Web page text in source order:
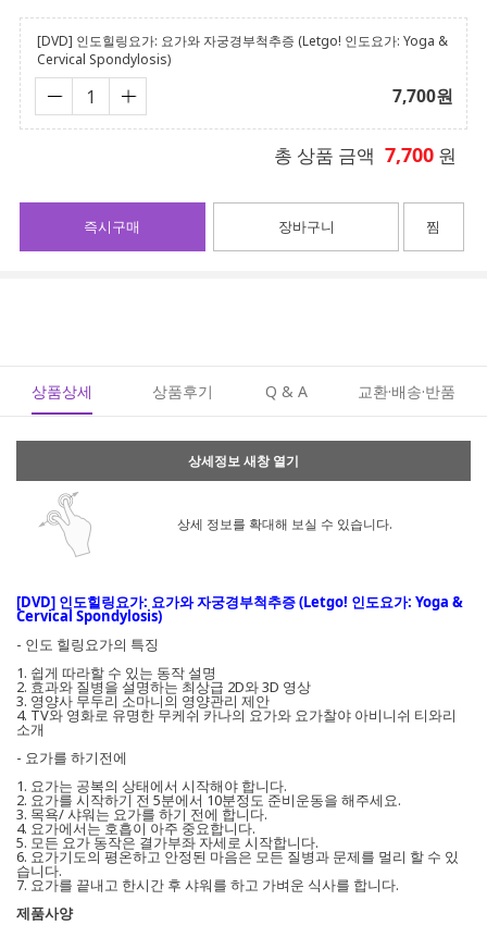
[DVD] 인도힐링요가: 요가와 자궁경부척추증 (Letgo! 인도요가: Yoga &
Cervical Spondylosis)
7,700원
총 상품 금액 7,700 원
장바구니
즉시구매 찜
상품상세 상품후기 Q & A 교환·배송·반품
상세정보 새창 열기
상세 정보를 확대해 보실 수 있습니다.
[DVD] 인도힐링요가: 요가와 자궁경부척추증 (Letgo! 인도요가: Yoga &
Cervical Spondylosis)
- 인도 힐링요가의 특징
1. 쉽게 따라할 수 있는 동작 설명
2. 효과와 질병을 설명하는 최상급 2D와 3D 영상
3. 영양사 무두리 소마니의 영양관리 제안
4. TV와 영화로 유명한 무케쉬 카나의 요가와 요가찰야 아비니쉬 티와리
소개
- 요가를 하기전에
1. 요가는 공복의 상태에서 시작해야 합니다.
2. 요가를 시작하기 전 5분에서 10분정도 준비운동을 해주세요.
3. 목욕/ 샤워는 요가를 하기 전에 합니다.
4. 요가에서는 호흡이 아주 중요합니다.
5. 모든 요가 동작은 결가부좌 자세로 시작합니다.
6. 요가기도의 평온하고 안정된 마음은 모든 질병과 문제를 멀리 할 수 있
습니다.
7. 요가를 끝내고 한시간 후 샤워를 하고 가벼운 식사를 합니다.
제품사양